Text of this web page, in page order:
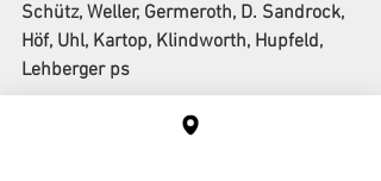
Schütz, Weller, Germeroth, D. Sandrock,
Höf, Uhl, Kartop, Klindworth, Hupfeld,
Lehberger ps